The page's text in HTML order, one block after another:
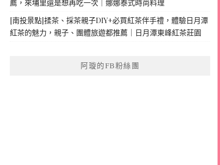
薦，來埔里還是想再吃一次｜娜娜泰式時尚料理
[南投景點]揉茶、採茶親子DIY+必買紅茶伴手禮，體驗日月潭
紅茶的魅力，親子、團體旅遊都推薦｜日月潭東峰紅茶莊園
阿璇的FB粉絲團